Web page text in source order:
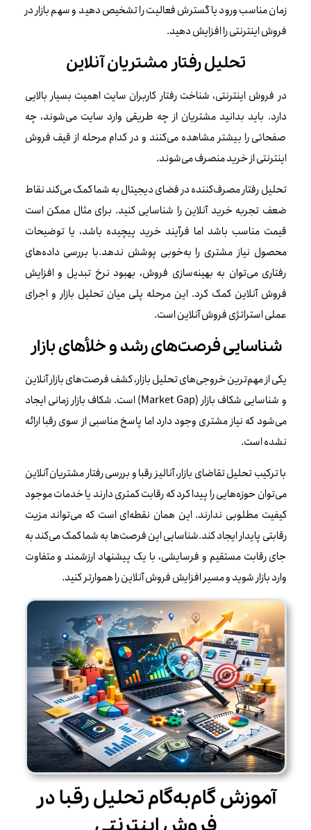
زمان مناسب ورود یا گسترش فعالیت را تشخیص دهید و سهم بازار در
فروش اینترنتی را افزایش دهید.
تحلیل رفتار مشتریان آنلاین
در فروش اینترنتی، شناخت رفتار کاربران سایت اهمیت بسیار بالایی
دارد. باید بدانید مشتریان از چه طریقی وارد سایت می‌شوند، چه
صفحاتی را بیشتر مشاهده می‌کنند و در کدام مرحله از قیف فروش
اینترنتی از خرید منصرف می‌شوند.
تحلیل رفتار مصرف‌کننده در فضای دیجیتال به شما کمک می‌کند نقاط
ضعف تجربه خرید آنلاین را شناسایی کنید. برای مثال ممکن است
قیمت مناسب باشد اما فرآیند خرید پیچیده باشد، یا توضیحات
محصول نیاز مشتری را به‌خوبی پوشش ندهد.با بررسی داده‌های
رفتاری می‌توان به بهینه‌سازی فروش، بهبود نرخ تبدیل و افزایش
فروش آنلاین کمک کرد. این مرحله پلی میان تحلیل بازار و اجرای
عملی استراتژی فروش آنلاین است.
شناسایی فرصت‌های رشد و خلأهای بازار
یکی از مهم‌ترین خروجی‌های تحلیل بازار، کشف فرصت‌های بازار آنلاین
و شناسایی شکاف بازار (Market Gap) است. شکاف بازار زمانی ایجاد
می‌شود که نیاز مشتری وجود دارد اما پاسخ مناسبی از سوی رقبا ارائه
نشده است.
با ترکیب تحلیل تقاضای بازار، آنالیز رقبا و بررسی رفتار مشتریان آنلاین
می‌توان حوزه‌هایی را پیدا کرد که رقابت کمتری دارند یا خدمات موجود
کیفیت مطلوبی ندارند. این همان نقطه‌ای است که می‌تواند مزیت
رقابتی پایدار ایجاد کند.شناسایی این فرصت‌ها به شما کمک می‌کند به
جای رقابت مستقیم و فرسایشی، با یک پیشنهاد ارزشمند و متفاوت
وارد بازار شوید و مسیر افزایش فروش آنلاین را هموارتر کنید.
آموزش گام‌به‌گام تحلیل رقبا در